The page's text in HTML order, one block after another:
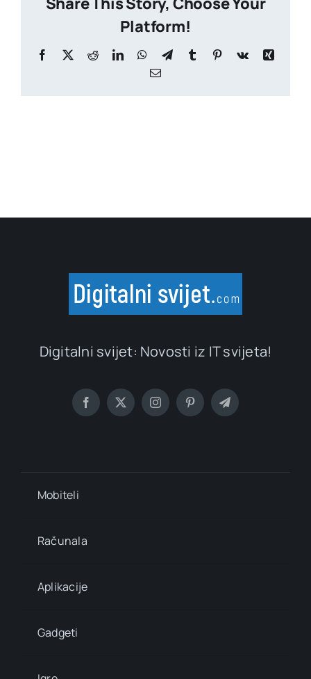
Platform!
Facebook
X RedditLinkedInWhatsApp
TelegramTumblr Pinterest
Vk
Xing
Email
Digitalni svijet: Novosti iz IT svijeta!
Mobiteli
Računala
Aplikacije
Gadgeti